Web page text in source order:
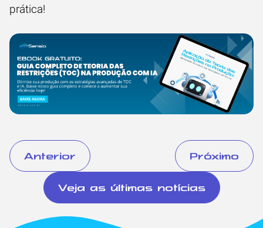
prática!
Anterior Próximo
Veja as últimas notícias